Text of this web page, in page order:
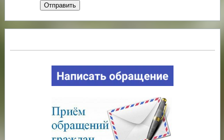
Отправить